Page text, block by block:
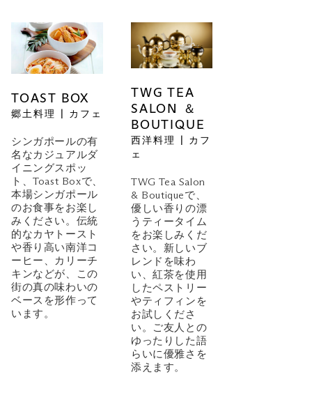
TOAST BOX
郷土料理 | カフェ
シンガポールの有
名なカジュアルダ
イニングスポッ
ト、Toast Boxで、
本場シンガポール
のお食事をお楽し
みください。伝統
的なカヤトースト
や香り高い南洋コ
ーヒー、カリーチ
キンなどが、この
街の真の味わいの
ベースを形作って
います。
TWG TEA
SALON ＆
BOUTIQUE
西洋料理 | カフ
ェ
TWG Tea Salon
& Boutiqueで、
優しい香りの漂
うティータイム
をお楽しみくだ
さい。新しいブ
レンドを味わ
い、紅茶を使用
したペストリー
やティフィンを
お試しくださ
い。ご友人との
ゆったりした語
らいに優雅さを
添えます。